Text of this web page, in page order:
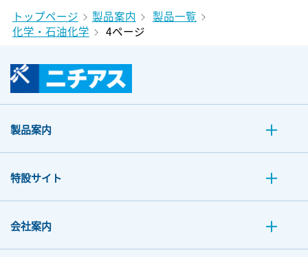
トップページ 製品案内
製品一覧
化学・石油化学
4ページ
製品案内
特設サイト
会社案内